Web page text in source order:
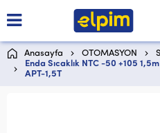
Anasayfa OTOMASYON
Enda Sıcaklık NTC -50 +105
APT-1,5T